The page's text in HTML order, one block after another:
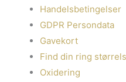
Handelsbetingelser
GDPR Persondata
Gavekort
Find din ring
Oxidering